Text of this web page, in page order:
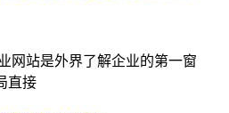
网站是外界了解企业的第一窗
直接